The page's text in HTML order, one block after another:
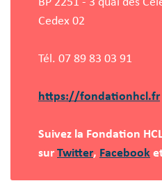
Cedex 02
Tél. 07 89 83 03 91
https://fondationhcl.fr
Suivez la Fondation
sur Twitter, Facebook